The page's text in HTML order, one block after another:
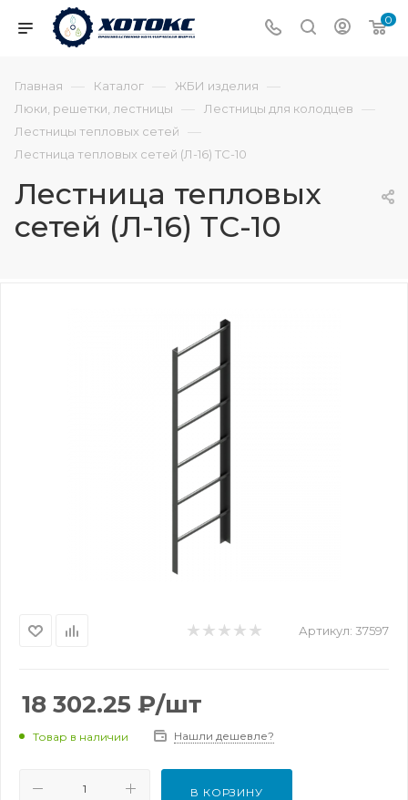
0
Главная — Каталог — ЖБИ изделия —
Люки, решетки, лестницы — Лестницы для колодцев —
Лестницы тепловых сетей —
Лестница тепловых сетей (Л-16) ТС-10
Лестница тепловых
сетей (Л-16) ТС-10
Артикул: 37597
18 302.25 ₽/шт
Товар в наличии Нашли дешевле?
В КОРЗИНУ